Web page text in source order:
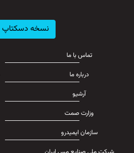
نسخه دسکتاپ
تماس با ما
درباره ما
آرشیو
وزارت صمت
سازمان ایمیدرو